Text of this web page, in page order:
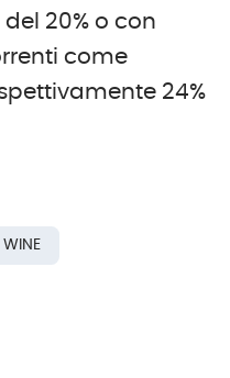
20% o con
come
24%
WINE